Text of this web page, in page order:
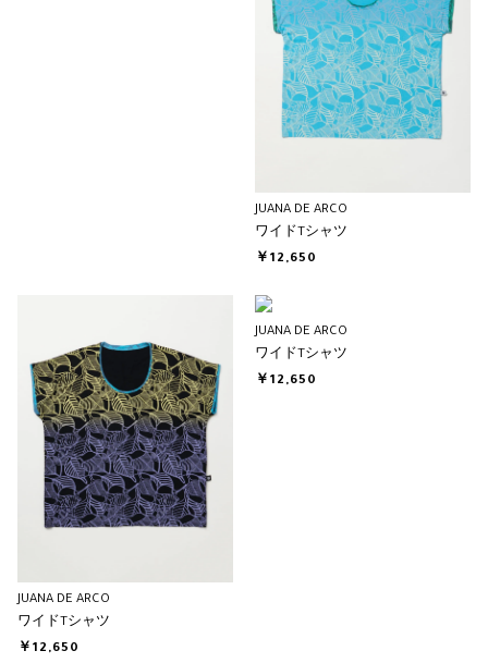
JUANA DE ARCO
ワイドTシャツ
￥12,650
JUANA DE ARCO
ワイドTシャツ
￥12,650
JUANA DE ARCO
ワイドTシャツ
￥12,650